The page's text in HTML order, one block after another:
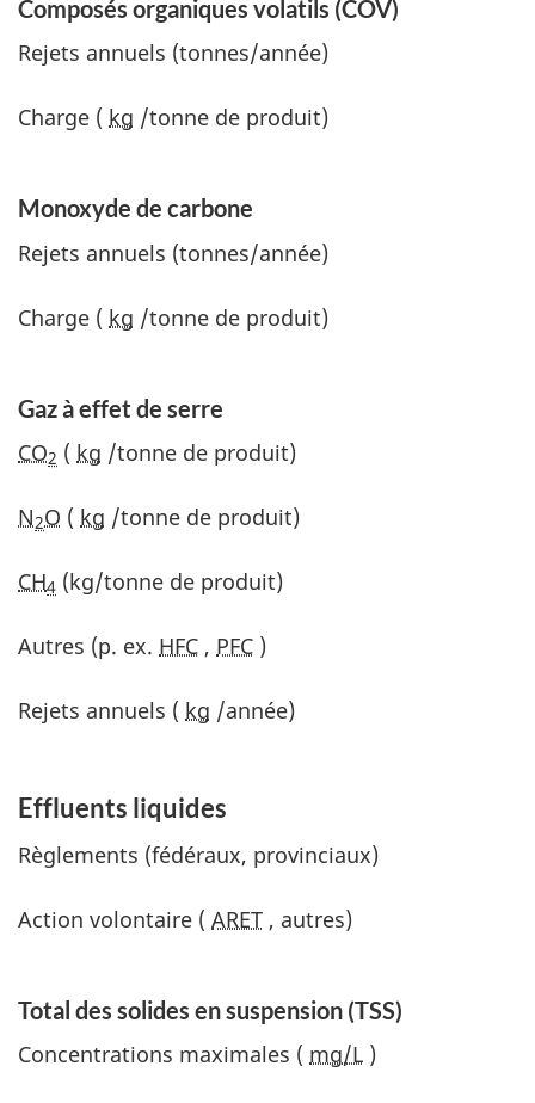
Composés organiques volatils (COV)
Rejets annuels (tonnes/année)
Charge ( kg /tonne de produit)
Monoxyde de carbone
Rejets annuels (tonnes/année)
Charge ( kg /tonne de produit)
Gaz à effet de serre
CO2 ( kg /tonne de produit)
N2O ( kg /tonne de produit)
CH4 (kg/tonne de produit)
Autres (p. ex. HFC , PFC )
Rejets annuels ( kg /année)
Effluents liquides
Règlements (fédéraux, provinciaux)
Action volontaire ( ARET , autres)
Total des solides en suspension (TSS)
Concentrations maximales ( mg/L )